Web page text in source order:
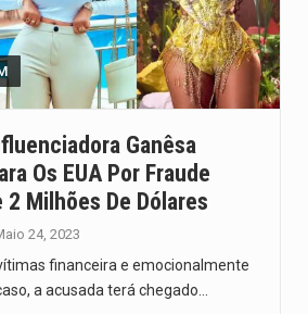
O pagamento marca o desfecho de um dos processos mais…
O programa, cuja implementação está prevista entre abril de 2026…
Ganêsa
Os EUA Por Fraude
2 Milhões De Dólares
24, 2023
financeira e emocionalmente
a acusada terá chegado…